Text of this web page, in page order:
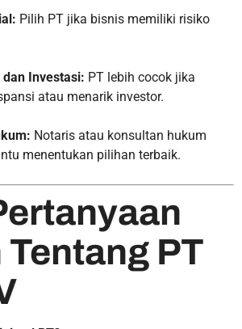
Pilih PT jika bisnis memiliki risiko
dan Investasi: PT lebih cocok jika
atau menarik investor.
Notaris atau konsultan hukum
menentukan pilihan terbaik.
Tentang PT